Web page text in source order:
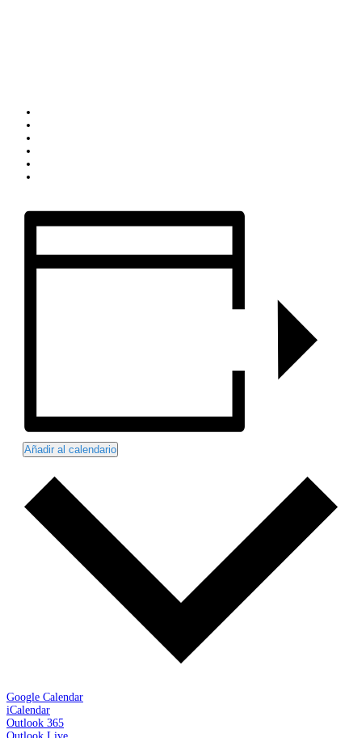
Añadir al calendario
Google Calendar
iCalendar
Outlook 365